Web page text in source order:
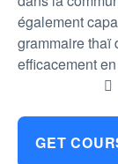
également
grammaire thaï
efficacement
GET